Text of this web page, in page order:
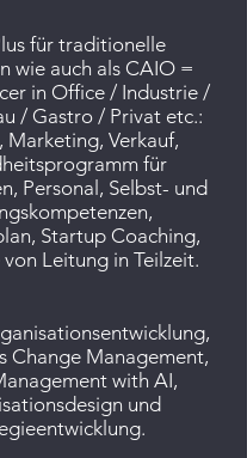
für traditionelle
wie auch als CAIO =
in Office / Industrie /
/ Gastro / Privat etc.:
Marketing, Verkauf,
für
Personal, Selbst- und
Startup Coaching,
Leitung in Teilzeit.
Change Management,
with AI,
und